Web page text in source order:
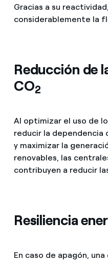
Gracias a su
considerablemente la
Reducción de
CO2
Al optimizar el uso de
reducir la dependencia
y maximizar la
renovables, las
contribuyen a reducir
Resiliencia
En caso de apagón,